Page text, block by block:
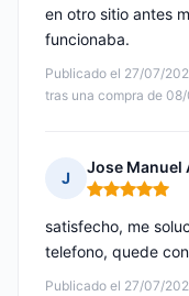
Publicado el 27/07/
tras una compra de
en otro sitio antes
funcionaba.
J
Jose Manuel
Nota: 5 de 5
Publicado el 27/07/
satisfecho, me
telefono, quede